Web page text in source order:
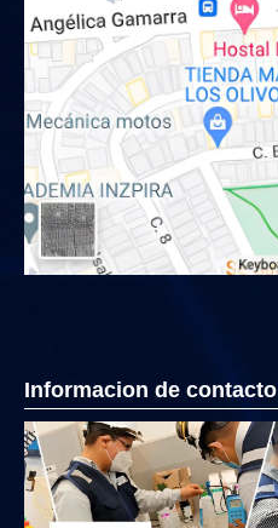
Informacion de contacto